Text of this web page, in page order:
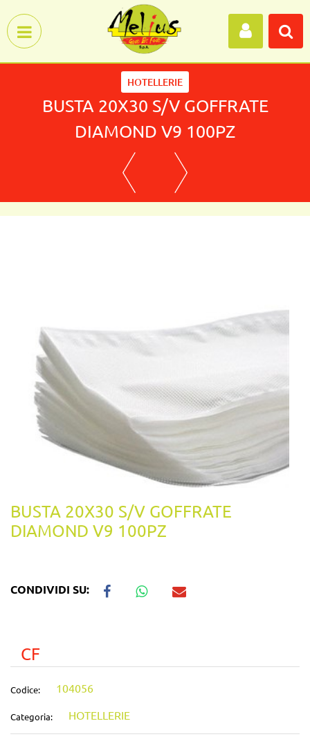
HOTELLERIE
BUSTA 20X30 S/V GOFFRATE
DIAMOND V9 100PZ
BUSTA 20X30 S/V GOFFRATE
DIAMOND V9 100PZ
CONDIVIDI SU:
CF
Codice: 104056
Categoria: HOTELLERIE